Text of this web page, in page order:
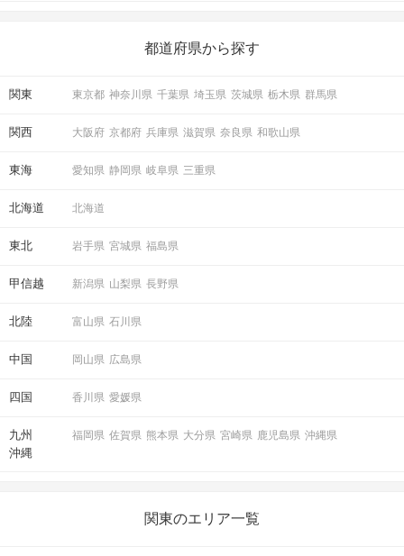
の楽しいことアイデアを集めました♪ いままさに楽しいことを探し
都道府県から探す
関東 東京都 神奈川県 千葉県 埼玉県 茨城県 栃木県 群馬県
関西 大阪府 京都府 兵庫県 滋賀県 奈良県 和歌山県
東海 愛知県 静岡県 岐阜県 三重県
北海道 北海道
東北 岩手県 宮城県 福島県
甲信越 新潟県 山梨県 長野県
北陸 富山県 石川県
中国 岡山県 広島県
四国 香川県 愛媛県
九州
沖縄
福岡県 佐賀県 熊本県 大分県 宮崎県 鹿児島県 沖縄県
関東のエリア一覧